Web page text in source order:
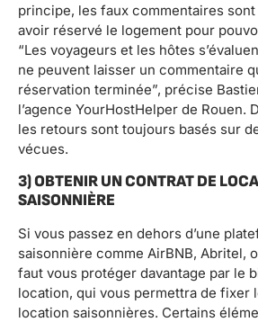
principe, les faux commentaires
avoir réservé le logement pour
“Les voyageurs et les hôtes
ne peuvent laisser un commentaire
réservation terminée”, précise
l’agence YourHostHelper de Rouen.
les retours sont toujours basés sur
vécues.
3) OBTENIR UN CONTRAT DE
SAISONNIÈRE
Si vous passez en dehors d’une
saisonnière comme AirBNB, Abritel,
faut vous protéger davantage par le
location, qui vous permettra de fixer
location saisonnières. Certains